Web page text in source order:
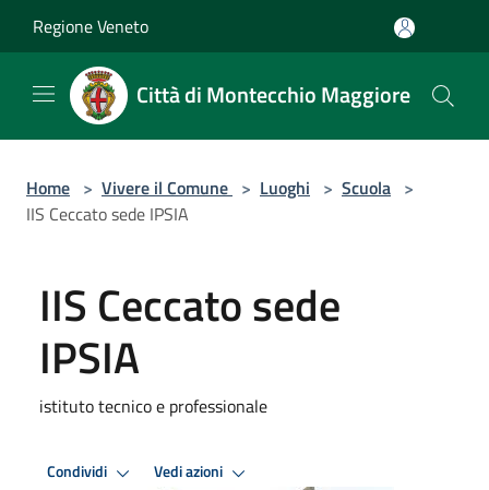
Regione Veneto
Città di Montecchio Maggiore
Home > Vivere il Comune > Luoghi > Scuola >
IIS Ceccato sede IPSIA
IIS Ceccato sede
IPSIA
istituto tecnico e professionale
Condividi Vedi azioni